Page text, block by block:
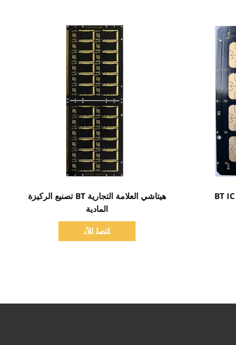
هيتاشي العلامة التجارية BT تصنيع الركيزة
المادية
ﺎﺘﺼﻟ ﺍﻶﻧ